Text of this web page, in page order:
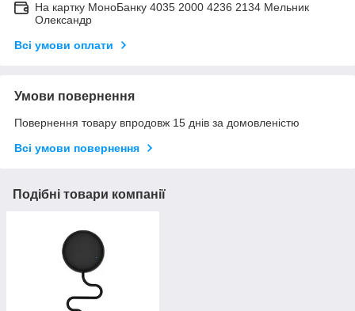
На картку МоноБанку 4035 2000 4236 2134 Мельник
Олександр
Всі умови оплати
Умови повернення
Повернення товару впродовж 15 днів за домовленістю
Всі умови повернення
Подібні товари компанії